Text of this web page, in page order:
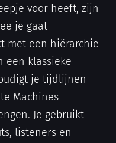
voor heeft, zijn
je gaat
met een hiërarchie
een klassieke
je tijdlijnen
Machines
Je gebruikt
listeners en